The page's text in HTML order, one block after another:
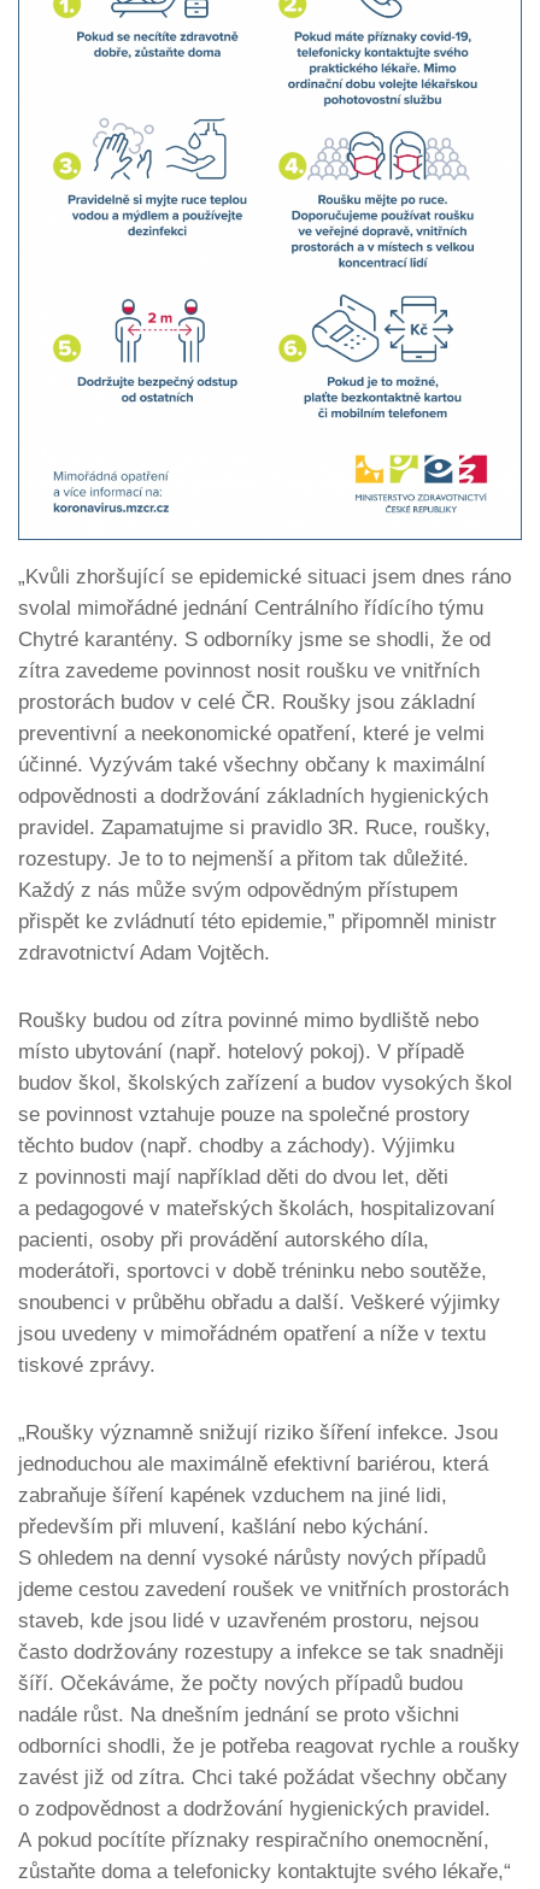
„Kvůli zhoršující se epidemické situaci jsem dnes ráno
svolal mimořádné jednání Centrálního řídícího týmu
Chytré karantény. S odborníky jsme se shodli, že od
zítra zavedeme povinnost nosit roušku ve vnitřních
prostorách budov v celé ČR. Roušky jsou základní
preventivní a neekonomické opatření, které je velmi
účinné. Vyzývám také všechny občany k maximální
odpovědnosti a dodržování základních hygienických
pravidel. Zapamatujme si pravidlo 3R. Ruce, roušky,
rozestupy. Je to to nejmenší a přitom tak důležité.
Každý z nás může svým odpovědným přístupem
přispět ke zvládnutí této epidemie,” připomněl ministr
zdravotnictví Adam Vojtěch.
Roušky budou od zítra povinné mimo bydliště nebo
místo ubytování (např. hotelový pokoj). V případě
budov škol, školských zařízení a budov vysokých škol
se povinnost vztahuje pouze na společné prostory
těchto budov (např. chodby a záchody). Výjimku
z povinnosti mají například děti do dvou let, děti
a pedagogové v mateřských školách, hospitalizovaní
pacienti, osoby při provádění autorského díla,
moderátoři, sportovci v době tréninku nebo soutěže,
snoubenci v průběhu obřadu a další. Veškeré výjimky
jsou uvedeny v mimořádném opatření a níže v textu
tiskové zprávy.
„Roušky významně snižují riziko šíření infekce. Jsou
jednoduchou ale maximálně efektivní bariérou, která
zabraňuje šíření kapének vzduchem na jiné lidi,
především při mluvení, kašlání nebo kýchání.
S ohledem na denní vysoké nárůsty nových případů
jdeme cestou zavedení roušek ve vnitřních prostorách
staveb, kde jsou lidé v uzavřeném prostoru, nejsou
často dodržovány rozestupy a infekce se tak snadněji
šíří. Očekáváme, že počty nových případů budou
nadále růst. Na dnešním jednání se proto všichni
odborníci shodli, že je potřeba reagovat rychle a roušky
zavést již od zítra. Chci také požádat všechny občany
o zodpovědnost a dodržování hygienických pravidel.
A pokud pocítíte příznaky respiračního onemocnění,
zůstaňte doma a telefonicky kontaktujte svého lékaře,“